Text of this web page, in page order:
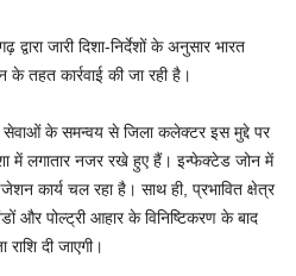
जारी दिशा-निर्देशों के अनुसार भारत
तहत कार्रवाई की जा रही है।
सेवाओं के समन्वय से जिला कलेक्टर इस मुद्दे पर
में लगातार नजर रखे हुए हैं। इन्फेक्टेड जोन में
कार्य चल रहा है। साथ ही, प्रभावित क्षेत्र
और पोल्ट्री आहार के विनिष्टिकरण के बाद
राशि दी जाएगी।